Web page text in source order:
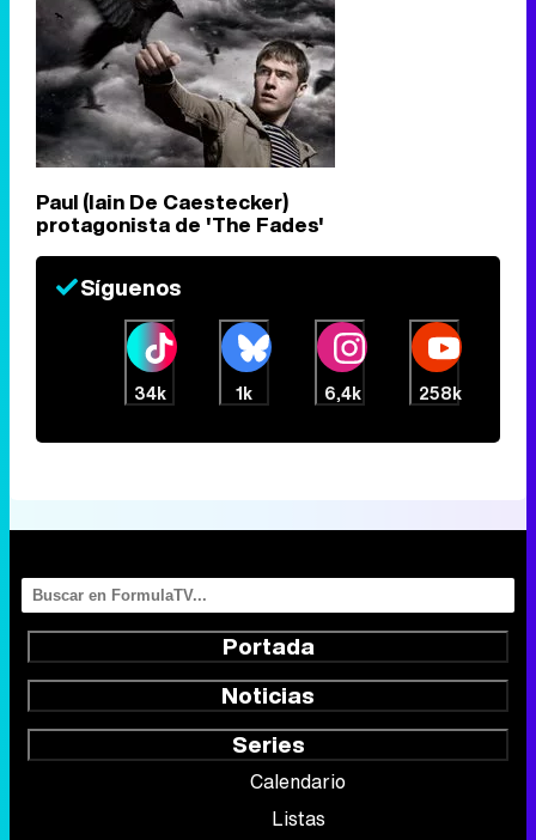
Paul (Iain De Caestecker)
protagonista de 'The Fades'
Síguenos
34k 1k 6,4k 258k
Portada
Noticias
Series
Calendario
Listas